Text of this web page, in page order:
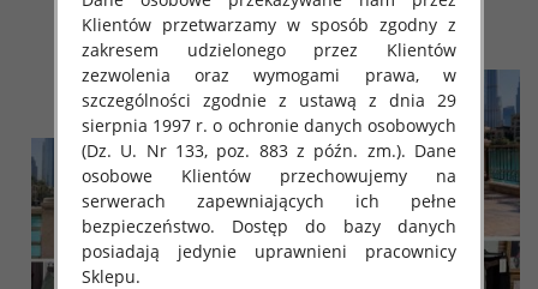
45.00 zł
szczegóły
44.00 zł
szczegóły
Klientów przetwarzamy w sposób zgodny z
zakresem udzielonego przez Klientów
zezwolenia oraz wymogami prawa, w
szczególności zgodnie z ustawą z dnia 29
sierpnia 1997 r. o ochronie danych osobowych
(Dz. U. Nr 133, poz. 883 z późn. zm.). Dane
osobowe Klientów przechowujemy na
serwerach zapewniających ich pełne
bezpieczeństwo. Dostęp do bazy danych
posiadają jedynie uprawnieni pracownicy
Sklepu.